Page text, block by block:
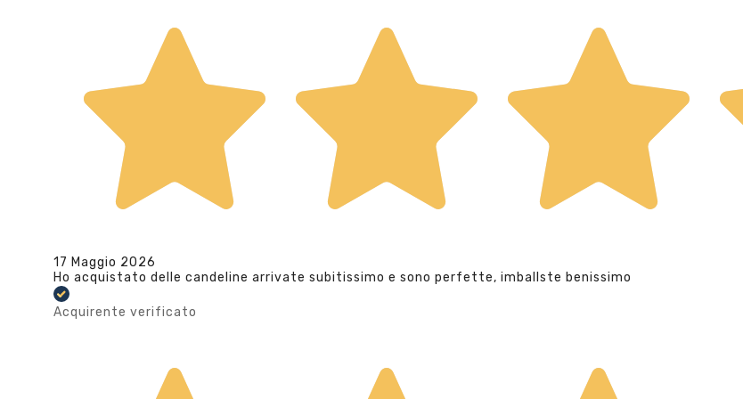
17 Maggio 2026
Ho acquistato delle candeline arrivate subitissimo e sono perfette, imballste benissimo
Acquirente verificato